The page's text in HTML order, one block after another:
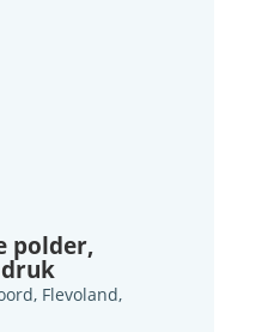
polder,
, Flevoland,